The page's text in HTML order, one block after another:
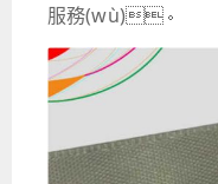
服務(wù)。